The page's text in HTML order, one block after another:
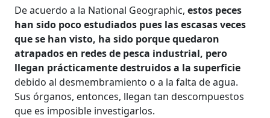
De acuerdo a la National Geographic,estos peces
han sido poco estudiados pues las escasas veces
que se han visto, ha sido porque quedaron
atrapados en redes de pesca industrial, pero
llegan prácticamente destruidos a la superficie
debido al desmembramiento o a la falta de agua.
Sus órganos, entonces, llegan tan descompuestos
que es imposible investigarlos.